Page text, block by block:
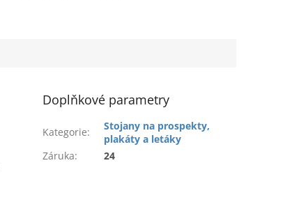
Doplňkové parametry
Kategorie:
Stojany na prospekty,
plakáty a letáky
Záruka: 24